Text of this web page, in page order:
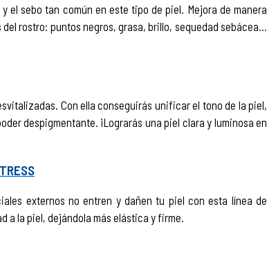
el sebo tan común en este tipo de piel. Mejora de manera
rostro: puntos negros, grasa, brillo, sequedad sebácea…
Con ella conseguirás unificar el tono de la piel,
despigmentante. ¡Lograrás una piel clara y luminosa en
externos no entren y dañen tu piel con esta línea de
a la piel, dejándola más elástica y firme.